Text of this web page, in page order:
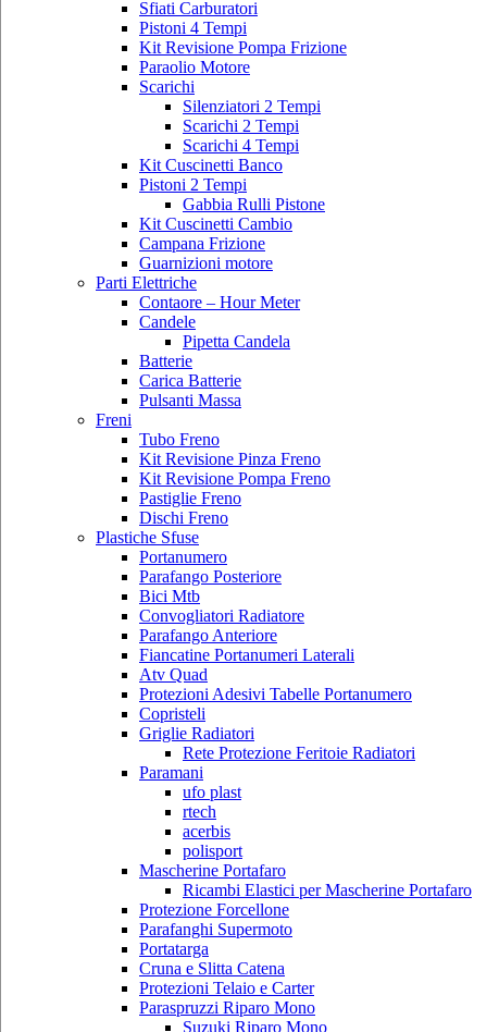
Sfiati Carburatori
Pistoni 4 Tempi
Kit Revisione Pompa Frizione
Paraolio Motore
Scarichi
Silenziatori 2 Tempi
Scarichi 2 Tempi
Scarichi 4 Tempi
Kit Cuscinetti Banco
Pistoni 2 Tempi
Gabbia Rulli Pistone
Kit Cuscinetti Cambio
Campana Frizione
Guarnizioni motore
Parti Elettriche
Contaore – Hour Meter
Candele
Pipetta Candela
Batterie
Carica Batterie
Pulsanti Massa
Freni
Tubo Freno
Kit Revisione Pinza Freno
Kit Revisione Pompa Freno
Pastiglie Freno
Dischi Freno
Plastiche Sfuse
Portanumero
Parafango Posteriore
Bici Mtb
Convogliatori Radiatore
Parafango Anteriore
Fiancatine Portanumeri Laterali
Atv Quad
Protezioni Adesivi Tabelle Portanumero
Copristeli
Griglie Radiatori
Rete Protezione Feritoie Radiatori
Paramani
ufo plast
rtech
acerbis
polisport
Mascherine Portafaro
Ricambi Elastici per Mascherine Portafaro
Protezione Forcellone
Parafanghi Supermoto
Portatarga
Cruna e Slitta Catena
Protezioni Telaio e Carter
Paraspruzzi Riparo Mono
Suzuki Riparo Mono